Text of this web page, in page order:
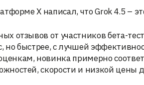
X написал, что Grok 4.5 –
отзывов от участников бета-
но быстрее, с лучшей
новинка примерно
скорости и низкой цены